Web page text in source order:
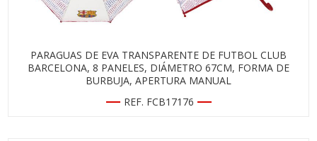
PARAGUAS DE EVA TRANSPARENTE DE FUTBOL CLUB
BARCELONA, 8 PANELES, DIÁMETRO 67CM, FORMA DE
BURBUJA, APERTURA MANUAL
REF. FCB17176